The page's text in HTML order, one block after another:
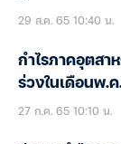
29 ส.ค. 65 10:40 น.
กำไรภาคอุตสา
ร่วงในเดือนพ.ค
27 ก.ค. 65 10:10 น.